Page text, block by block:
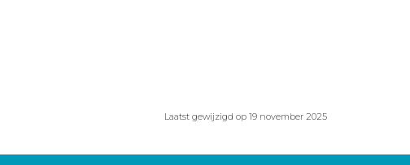
Laatst gewijzigd op 19 november 2025